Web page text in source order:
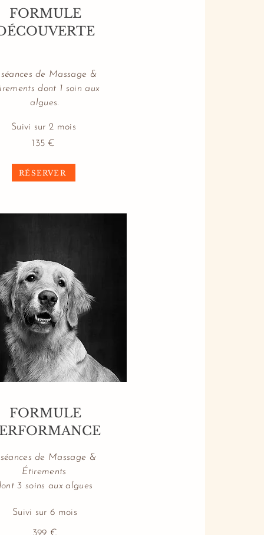
FORMULE
de Massage &
dont 1 soin aux
algues.
Suivi sur 2 mois
135 €
RÉSERVER
FORMULE
de Massage &
Étirements
3 soins aux algues
Suivi sur 6 mois